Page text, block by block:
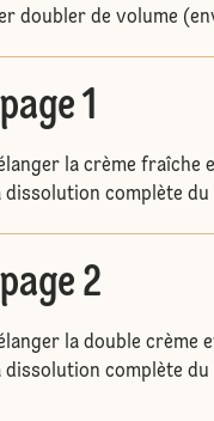
doubler de volume
1
la crème fraîche
dissolution complète du
2
la double crème
dissolution complète du